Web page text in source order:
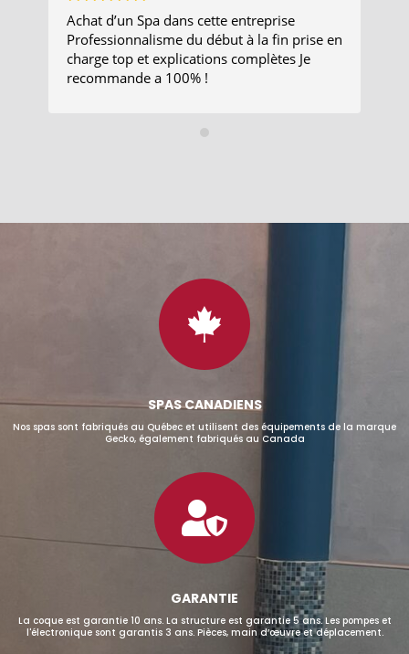
Achat d’un Spa dans cette entreprise
Professionnalisme du début à la fin prise en
charge top et explications complètes Je
recommande a 100% !

SPAS CANADIENS
Nos spas sont fabriqués au Québec et utilisent des équipements de la marque
Gecko, également fabriqués au Canada

GARANTIE
La coque est garantie 10 ans. La structure est garantie 5 ans. Les pompes et
l'électronique sont garantis 3 ans. Pièces, main d’œuvre et déplacement.